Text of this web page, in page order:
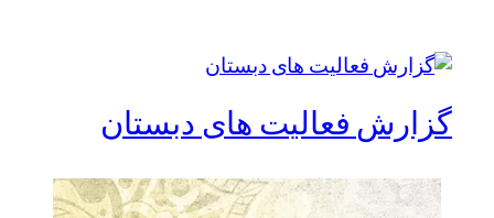
گزارش فعالیت های دبستان